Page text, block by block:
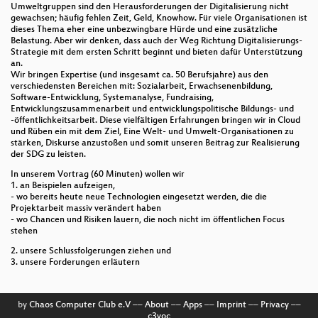
Umweltgruppen sind den Herausforderungen der Digitalisierung nicht
gewachsen; häufig fehlen Zeit, Geld, Knowhow. Für viele Organisationen ist
dieses Thema eher eine unbezwingbare Hürde und eine zusätzliche
Belastung. Aber wir denken, dass auch der Weg Richtung Digitalisierungs-
Strategie mit dem ersten Schritt beginnt und bieten dafür Unterstützung
an.
Wir bringen Expertise (und insgesamt ca. 50 Berufsjahre) aus den
verschiedensten Bereichen mit: Sozialarbeit, Erwachsenenbildung,
Software-Entwicklung, Systemanalyse, Fundraising,
Entwicklungszusammenarbeit und entwicklungspolitische Bildungs- und
-öffentlichkeitsarbeit. Diese vielfältigen Erfahrungen bringen wir in Cloud
und Rüben ein mit dem Ziel, Eine Welt- und Umwelt-Organisationen zu
stärken, Diskurse anzustoßen und somit unseren Beitrag zur Realisierung
der SDG zu leisten.
In unserem Vortrag (60 Minuten) wollen wir
1. an Beispielen aufzeigen,
- wo bereits heute neue Technologien eingesetzt werden, die die
Projektarbeit massiv verändert haben
- wo Chancen und Risiken lauern, die noch nicht im öffentlichen Focus
stehen
2. unsere Schlussfolgerungen ziehen und
3. unsere Forderungen erläutern
by Chaos Computer Club e.V–– About–– Apps–– Imprint–– Privacy––